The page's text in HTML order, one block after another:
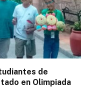
de
en Olimpiada